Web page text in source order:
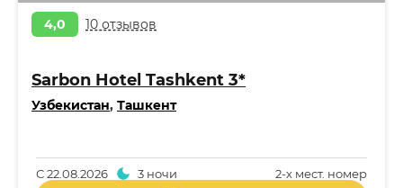
4,0 10 отзывов
Sarbon Hotel Tashkent 3*
Узбекистан, Ташкент
2-x мест. номер
С22.08.2026 3 ночи